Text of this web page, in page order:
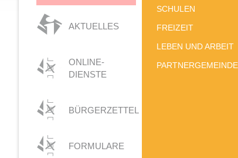
AKTUELLES
ONLINE-
DIENSTE
BÜRGERZETTEL
FORMULARE
SCHULEN
FREIZEIT
LEBEN UND ARBEIT
PARTNERGEMEINDE